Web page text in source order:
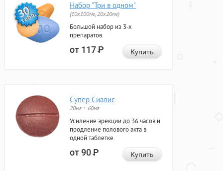
Набор "Три в одном"
(10x100мг, 20x20мг)
Большой набор из 3-х
препаратов.
от 117Р Купить
Супер Сиалис
20мг + 60мг
Усиление эрекции до 36 часов и
продление полового акта в
одной таблетке.
от 90Р Купить